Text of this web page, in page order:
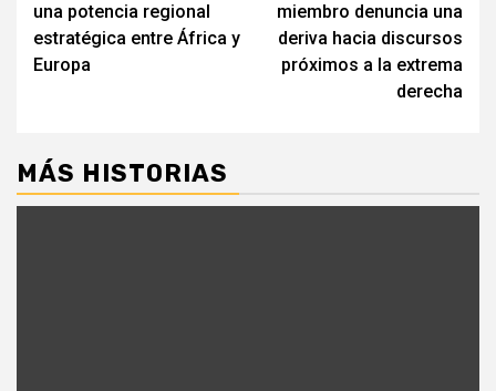
una potencia regional
estratégica entre África y
Europa
miembro denuncia una
deriva hacia discursos
próximos a la extrema
derecha
MÁS HISTORIAS